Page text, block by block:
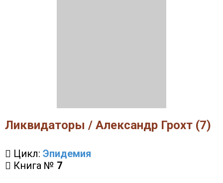
Ликвидаторы / Александр Грохт (7)
Цикл: Эпидемия
Книга № 7